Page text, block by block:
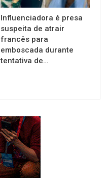
Influenciadora é presa
suspeita de atrair
francês para
emboscada durante
tentativa de…